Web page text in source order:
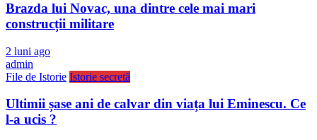
Brazda lui Novac, una dintre cele mai mari
construcții militare
2 luni ago
admin
File de Istorie Istorie secretă
Ultimii șase ani de calvar din viața lui Eminescu. Ce
l-a ucis ?